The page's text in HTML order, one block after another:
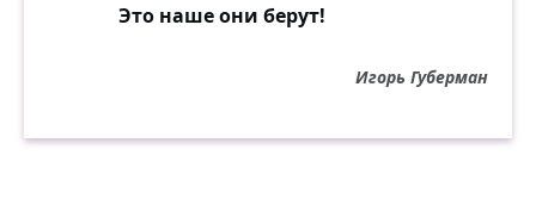
Это наше они берут!
Игорь Губерман